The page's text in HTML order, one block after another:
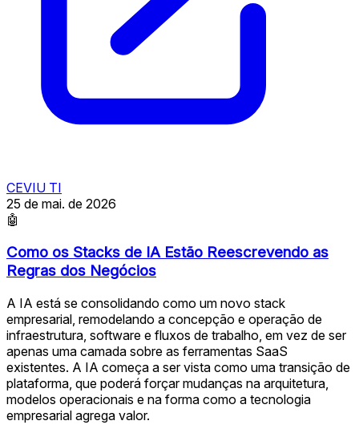
CEVIU TI
25 de mai. de 2026
🤖
Como os Stacks de IA Estão Reescrevendo as
Regras dos Negócios
A IA está se consolidando como um novo stack
empresarial, remodelando a concepção e operação de
infraestrutura, software e fluxos de trabalho, em vez de ser
apenas uma camada sobre as ferramentas SaaS
existentes. A IA começa a ser vista como uma transição de
plataforma, que poderá forçar mudanças na arquitetura,
modelos operacionais e na forma como a tecnologia
empresarial agrega valor.